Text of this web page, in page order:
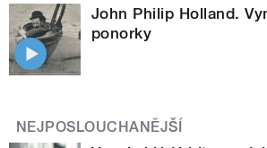
John Philip Holland.
ponorky
NEJPOSLOUCHANĚJŠÍ